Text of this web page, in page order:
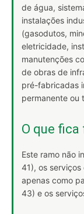
de água,
instalações
(gasodutos,
eletricidade,
manutenções
de obras de
pré-fabricadas
permanente ou
O que
Este ramo não
41), os
apenas como
43) e os